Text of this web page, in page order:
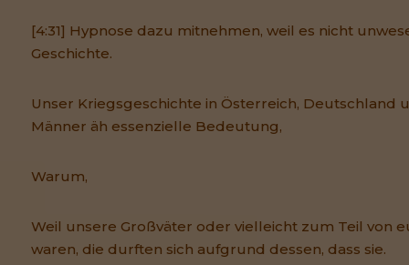
[4:31] Hypnose dazu mitnehmen, weil es nicht
Geschichte.
Unser Kriegsgeschichte in Österreich, Deutschland
Männer äh essenzielle Bedeutung,
Warum,
Weil unsere Großväter oder vielleicht zum Teil von
waren, die durften sich aufgrund dessen, dass sie.